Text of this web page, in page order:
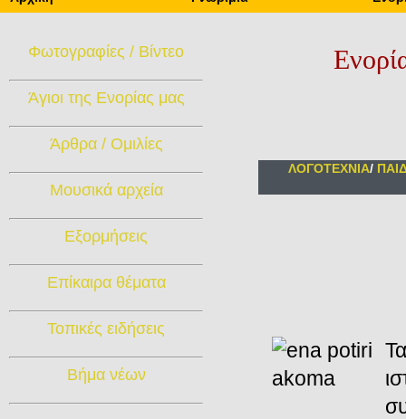
Φωτογραφίες / Βίντεο
Άγιοι της Ενορίας μας
Άρθρα / Ομιλίες
Μουσικά αρχεία
Εξορμήσεις
Επίκαιρα θέματα
Τοπικές ειδήσεις
Βήμα νέων
ΛΟΓΟΤΕΧΝΙΑ/